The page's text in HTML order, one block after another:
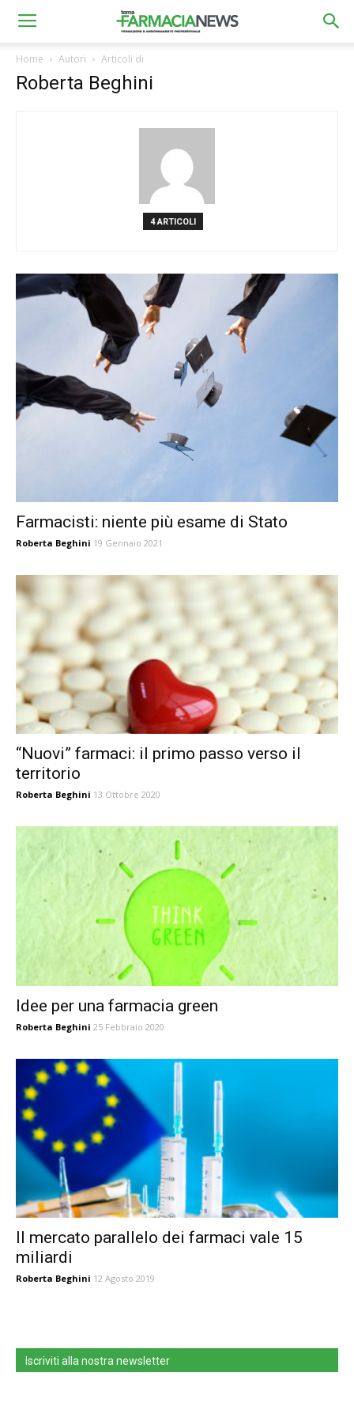
Home Autori Articoli di
Roberta Beghini
4 ARTICOLI
Farmacisti: niente più esame di Stato
Roberta Beghini 19 Gennaio 2021
“Nuovi” farmaci: il primo passo verso il
territorio
Roberta Beghini 13 Ottobre 2020
Idee per una farmacia green
Roberta Beghini 25 Febbraio 2020
Il mercato parallelo dei farmaci vale 15
miliardi
Roberta Beghini 12 Agosto 2019
Iscriviti alla nostra newsletter